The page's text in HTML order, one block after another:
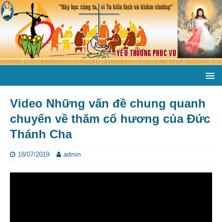
Video Những vấn đề chung quanh
chuyến về thăm cố hương của Đức
Thánh Cha
18/07/2019 admin